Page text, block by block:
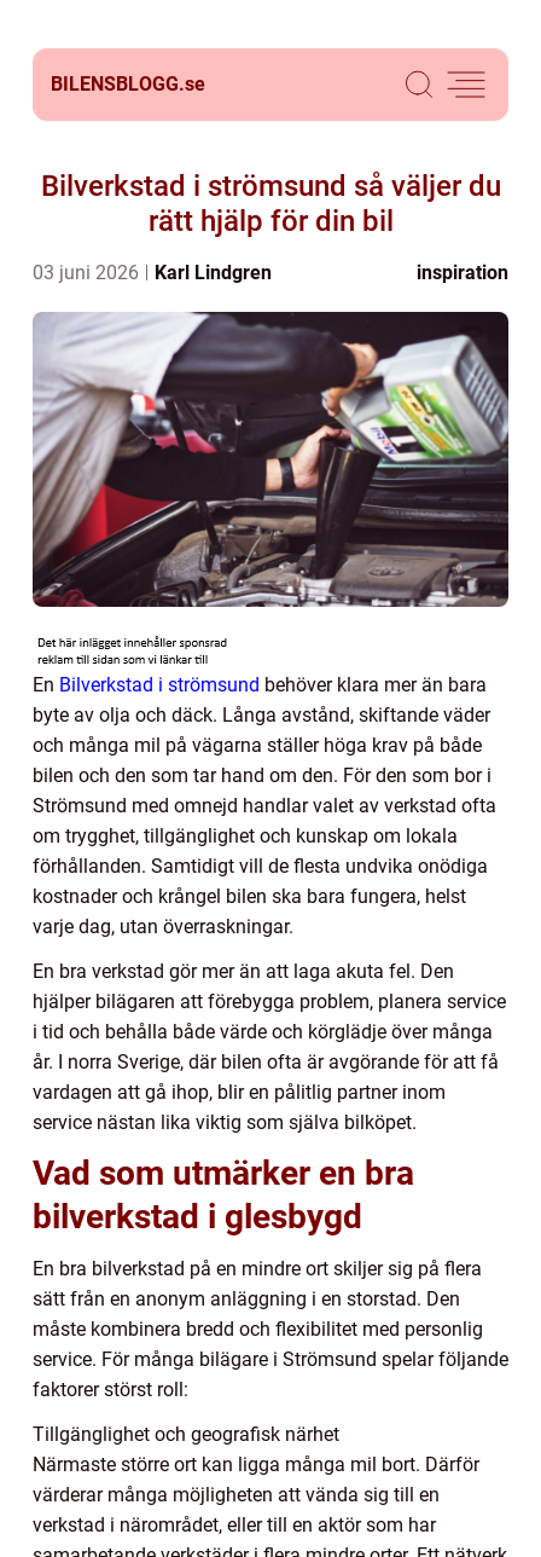
BILENSBLOGG.se
Bilverkstad i strömsund så väljer du
rätt hjälp för din bil
03 juni 2026 Karl Lindgren inspiration
En Bilverkstad i strömsund behöver klara mer än bara
byte av olja och däck. Långa avstånd, skiftande väder
och många mil på vägarna ställer höga krav på både
bilen och den som tar hand om den. För den som bor i
Strömsund med omnejd handlar valet av verkstad ofta
om trygghet, tillgänglighet och kunskap om lokala
förhållanden. Samtidigt vill de flesta undvika onödiga
kostnader och krångel bilen ska bara fungera, helst
varje dag, utan överraskningar.
En bra verkstad gör mer än att laga akuta fel. Den
hjälper bilägaren att förebygga problem, planera service
i tid och behålla både värde och körglädje över många
år. I norra Sverige, där bilen ofta är avgörande för att få
vardagen att gå ihop, blir en pålitlig partner inom
service nästan lika viktig som själva bilköpet.
Vad som utmärker en bra
bilverkstad i glesbygd
En bra bilverkstad på en mindre ort skiljer sig på flera
sätt från en anonym anläggning i en storstad. Den
måste kombinera bredd och flexibilitet med personlig
service. För många bilägare i Strömsund spelar följande
faktorer störst roll:
Tillgänglighet och geografisk närhet
Närmaste större ort kan ligga många mil bort. Därför
värderar många möjligheten att vända sig till en
verkstad i närområdet, eller till en aktör som har